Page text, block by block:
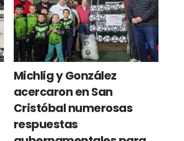
Michlig y González
acercaron en San
Cristóbal numerosas
respuestas